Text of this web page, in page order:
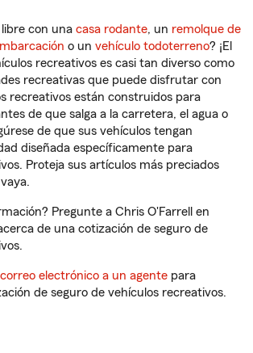
con una casa rodante, un remolque de
o un vehículo todoterreno? ¡El
recreativos es casi tan diverso como
recreativas que puede disfrutar con
recreativos están construidos para
de que salga a la carretera, el agua o
de que sus vehículos tengan
diseñada específicamente para
Proteja sus artículos más preciados
Pregunte a Chris O'Farrell en
de una cotización de seguro de
electrónico a un agente para
de seguro de vehículos recreativos.